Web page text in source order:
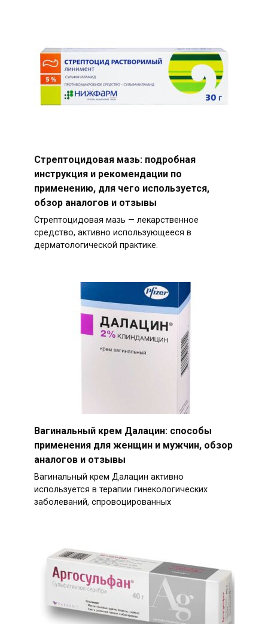
Стрептоцидовая мазь: подробная
инструкция и рекомендации по
применению, для чего используется,
обзор аналогов и отзывы
Стрептоцидовая мазь — лекарственное
средство, активно использующееся в
дерматологической практике.
Вагинальный крем Далацин: способы
применения для женщин и мужчин, обзор
аналогов и отзывы
Вагинальный крем Далацин активно
используется в терапии гинекологических
заболеваний, спровоцированных